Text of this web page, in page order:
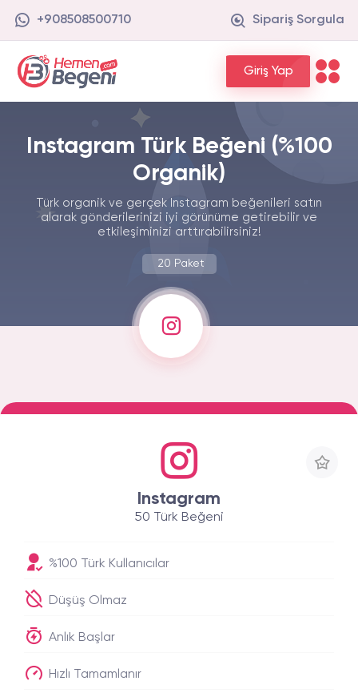
+908508500710 Sipariş Sorgula
Giriş Yap
Instagram Türk Beğeni (%100
Organik)
Türk organik ve gerçek Instagram beğenileri satın
alarak gönderilerinizi iyi görünüme getirebilir ve
etkileşiminizi arttırabilirsiniz!
20 Paket
Instagram
50 Türk Beğeni
%100 Türk Kullanıcılar
Düşüş Olmaz
Anlık Başlar
Hızlı Tamamlanır